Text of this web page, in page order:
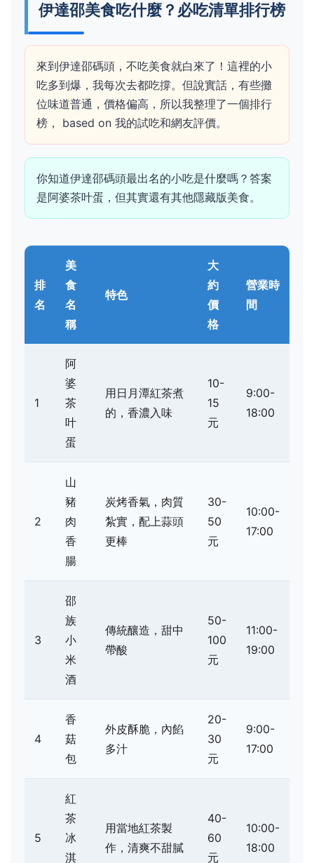
伊達邵美食吃什麼？必吃清單排行榜
來到伊達邵碼頭，不吃美食就白來了！這裡的小
吃多到爆，我每次去都吃撐。但說實話，有些攤
位味道普通，價格偏高，所以我整理了一個排行
榜， based on 我的試吃和網友評價。
你知道伊達邵碼頭最出名的小吃是什麼嗎？答案
是阿婆茶叶蛋，但其實還有其他隱藏版美食。
排
名
美
食
名
稱
特色
大
約
價
格
營業時
間
1
阿
婆
茶
叶
蛋
用日月潭紅茶煮
的，香濃入味
10-
15
元
9:00-
18:00
2
山
豬
肉
香
腸
炭烤香氣，肉質
紮實，配上蒜頭
更棒
30-
50
元
10:00-
17:00
3
邵
族
小
米
酒
傳統釀造，甜中
帶酸
50-
100
元
11:00-
19:00
4
香
菇
包
外皮酥脆，內餡
多汁
20-
30
元
9:00-
17:00
5
紅
茶
冰
淇
用當地紅茶製
作，清爽不甜膩
40-
60
元
10:00-
18:00